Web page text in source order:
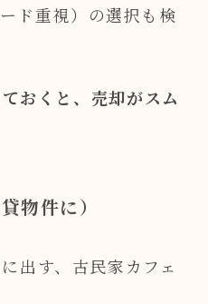
ド重視）の選択も検
おくと、売却がスム
物件に）
出す、古民家カフェ